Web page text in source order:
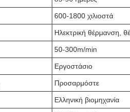
600-1800 χιλιοστά
Ηλεκτρική θέρμανση,
50-300m/min
Εργοστάσιο
Προσαρμόστε
Ελληνική βιομηχανία